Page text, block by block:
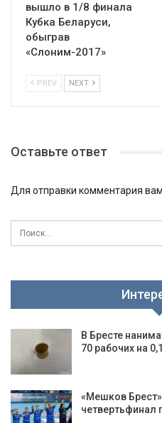
вышло в 1/8 финала
Кубка Беларуси,
обыграв
«Слоним-2017»
PREV NEXT
Оставьте ответ
Для отправки комментария
В Бресте
70 рабочих на
«Мешков
четвертьфинал